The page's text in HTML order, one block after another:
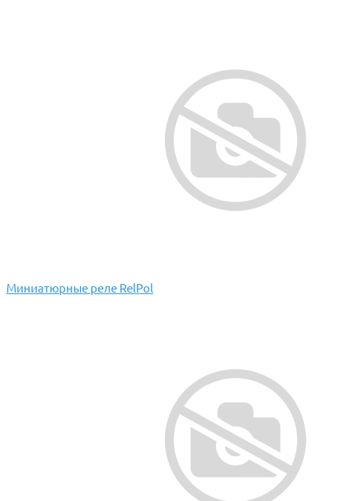
Миниатюрные реле RelPol